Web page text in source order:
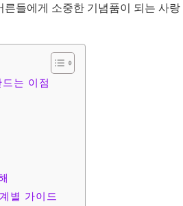
들에게 소중한 기념품이 되는 사랑
는 이점
별 가이드